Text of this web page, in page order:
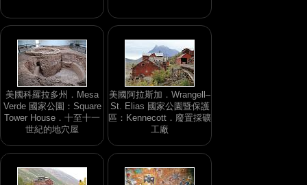
美國科羅拉多州．Mesa
Verde 國家公園：Square
Tower House．十至十一
世紀的地穴屋
美國阿拉斯加．Wrangell–
St. Elias 國家公園暨保護
區：Kennecott．廢置採礦
工廠